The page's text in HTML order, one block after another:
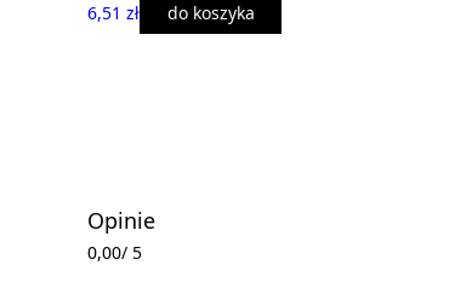
6,51 zł do koszyka
Opinie
0,00/ 5